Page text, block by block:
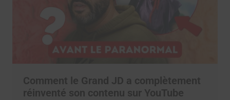
Comment le Grand JD a complètement
réinventé son contenu sur YouTube